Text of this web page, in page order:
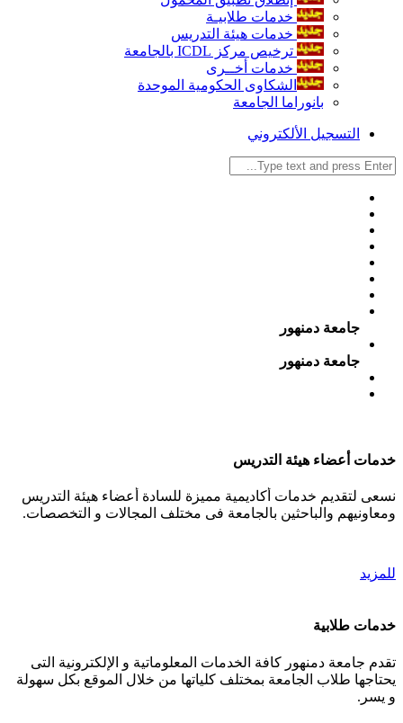
خدمات طلابيـة
خدمات هيئة التدريس
ترخيص مركز ICDL بالجامعة
خدمات أخــرى
الشكاوى الحكومية الموحدة
بانوراما الجامعة
التسجيل الألكتروني
جامعة دمنهور
جامعة دمنهور
خدمات أعضاء هيئة التدريس
نسعى لتقديم خدمات أكاديمية مميزة للسادة أعضاء هيئة التدريس
ومعاونيهم والباحثين بالجامعة فى مختلف المجالات و التخصصات.
للمزيد
خدمات طلابية
تقدم جامعة دمنهور كافة الخدمات المعلوماتية و الإلكترونية التى
يحتاجها طلاب الجامعة بمختلف كلياتها من خلال الموقع بكل سهولة
و يسر.